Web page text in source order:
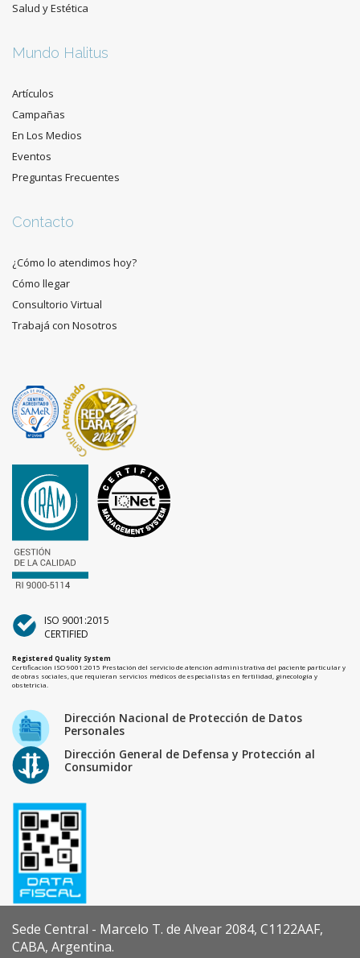
Salud y Estética
Mundo Halitus
Artículos
Campañas
En Los Medios
Eventos
Preguntas Frecuentes
Contacto
¿Cómo lo atendimos hoy?
Cómo llegar
Consultorio Virtual
Trabajá con Nosotros
ISO 9001:2015
CERTIFIED
Registered Quality System
Certificación ISO 9001:2015 Prestación del servicio de atención administrativa del paciente particular y
de obras sociales, que requieran servicios médicos de especialistas en fertilidad, ginecología y
obstetricia.
Dirección Nacional de Protección de Datos
Personales
Dirección General de Defensa y Protección al
Consumidor
Sede Central - Marcelo T. de Alvear 2084, C1122AAF,
CABA, Argentina.